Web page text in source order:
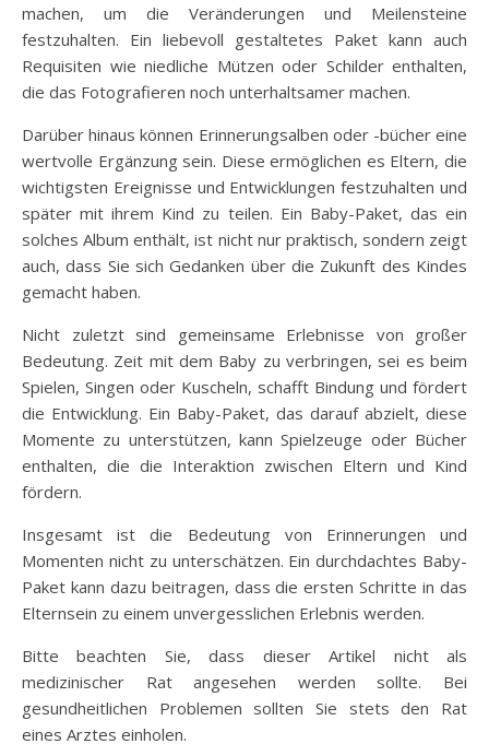
machen, um die Veränderungen und Meilensteine
festzuhalten. Ein liebevoll gestaltetes Paket kann auch
Requisiten wie niedliche Mützen oder Schilder enthalten,
die das Fotografieren noch unterhaltsamer machen.
Darüber hinaus können Erinnerungsalben oder -bücher eine
wertvolle Ergänzung sein. Diese ermöglichen es Eltern, die
wichtigsten Ereignisse und Entwicklungen festzuhalten und
später mit ihrem Kind zu teilen. Ein Baby-Paket, das ein
solches Album enthält, ist nicht nur praktisch, sondern zeigt
auch, dass Sie sich Gedanken über die Zukunft des Kindes
gemacht haben.
Nicht zuletzt sind gemeinsame Erlebnisse von großer
Bedeutung. Zeit mit dem Baby zu verbringen, sei es beim
Spielen, Singen oder Kuscheln, schafft Bindung und fördert
die Entwicklung. Ein Baby-Paket, das darauf abzielt, diese
Momente zu unterstützen, kann Spielzeuge oder Bücher
enthalten, die die Interaktion zwischen Eltern und Kind
fördern.
Insgesamt ist die Bedeutung von Erinnerungen und
Momenten nicht zu unterschätzen. Ein durchdachtes Baby-
Paket kann dazu beitragen, dass die ersten Schritte in das
Elternsein zu einem unvergesslichen Erlebnis werden.
Bitte beachten Sie, dass dieser Artikel nicht als
medizinischer Rat angesehen werden sollte. Bei
gesundheitlichen Problemen sollten Sie stets den Rat
eines Arztes einholen.